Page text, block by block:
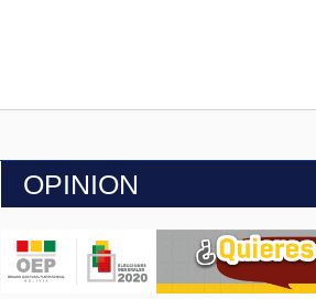
OPINION